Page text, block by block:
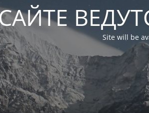
Site will be